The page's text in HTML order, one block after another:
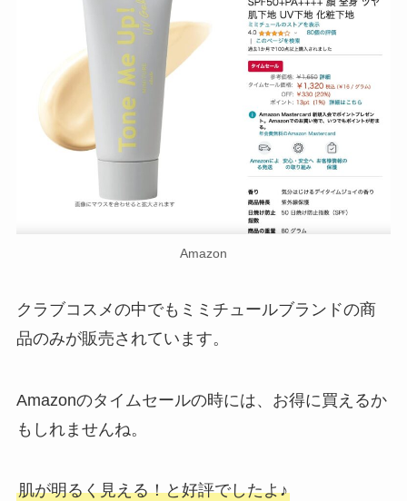
消しカスクリーナーは無印に売っ
てる？100均・楽天・ニトリ・カ
インズも調査！
スタバギフトカード500円分は店
舗で買える？買い方・デザイン・
ダヴのハンドソープが生産終了？
Amazon
クラブコスメの中でもミミチュールブランドの商
品のみが販売されています。
Amazonのタイムセールの時には、お得に買えるか
もしれませんね。
肌が明るく見える！と好評でしたよ♪